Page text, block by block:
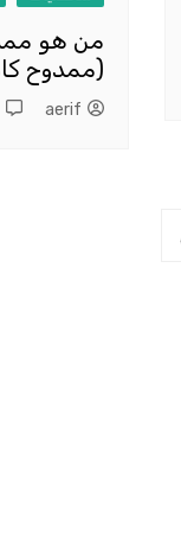
من هو
(ممدوح
aerif